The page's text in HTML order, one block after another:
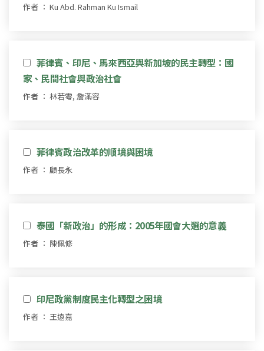
作者 ： Ku Abd. Rahman Ku Ismail
菲律賓、印尼、馬來西亞與新加坡的民主轉型：國
家、民間社會與政治社會
作者 ： 林若雩, 詹滿容
菲律賓政治改革的順境與困境
作者 ： 顧長永
泰國「新政治」的形成：2005年國會大選的意義
作者 ： 陳佩修
印尼政黨制度民主化轉型之困境
作者 ： 王遠嘉